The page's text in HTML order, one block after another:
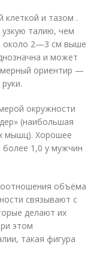
и тазом .
талию, чем
около 2—3 см выше
и может
ориентир —
окружности
(наибольшая
мышц). Хорошее
более 1,0 у мужчин
объёма
связывают с
делают их
этом
такая фигура